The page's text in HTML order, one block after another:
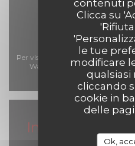
contenuti
Clicca su
le tue
modificare
cliccando
cookie in
delle
Ok,
Per visualizzare la mappa
Waze Map (Google). Questi
navigazione e
Informazioni